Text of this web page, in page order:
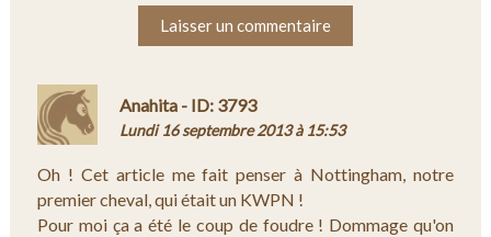
Laisser un commentaire
Anahita - ID: 3793
Lundi 16 septembre 2013 à 15:53
Oh ! Cet article me fait penser à Nottingham, notre
premier cheval, qui était un KWPN !
Pour moi ça a été le coup de foudre ! Dommage qu'on